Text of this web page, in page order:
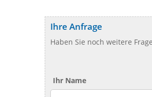
Ihre Anfrage
Haben Sie noch weitere
Ihr Name